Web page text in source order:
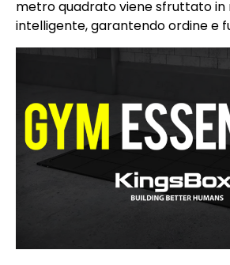
metro quadrato viene sfruttato in
intelligente, garantendo ordine e